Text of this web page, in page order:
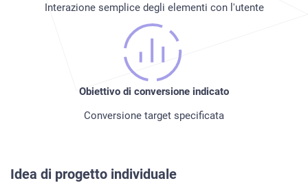
Interazione semplice degli elementi con l'utente
Obiettivo di conversione indicato
Conversione target specificata
Idea di progetto individuale